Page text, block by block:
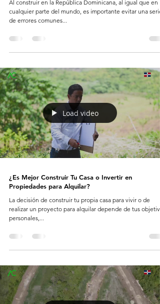
Al construir en la República Dominicana, al igual que en
cualquier parte del mundo, es importante evitar una serie
de errores comunes...
Load video
¿Es Mejor Construir Tu Casa o Invertir en
Propiedades para Alquilar?
La decisión de construir tu propia casa para vivir o de
realizar un proyecto para alquilar depende de tus
personales,...